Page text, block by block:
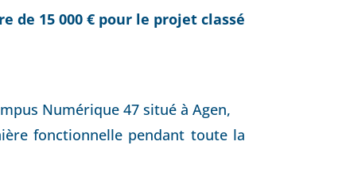
de 15 000 € pour le projet classé
Numérique 47 situé à Agen,
fonctionnelle pendant toute la